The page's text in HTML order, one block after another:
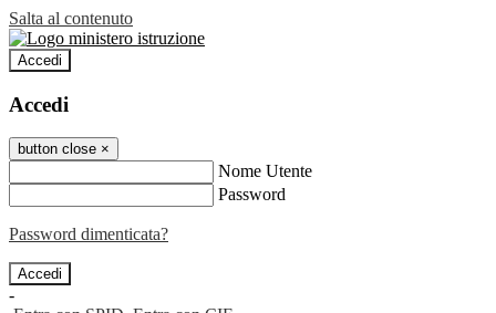
Salta al contenuto
Accedi
Accedi
button close ×
Nome Utente
Password
Password dimenticata?
-